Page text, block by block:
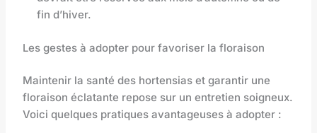
fin d’hiver.
Les gestes à adopter pour favoriser la floraison
Maintenir la santé des hortensias et garantir une
floraison éclatante repose sur un entretien soigneux.
Voici quelques pratiques avantageuses à adopter :